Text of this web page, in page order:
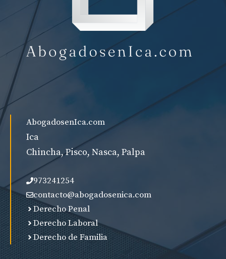
AbogadosenIca.com
Ica
Chincha, Pisco, Nasca, Palpa
973241254
contacto@abogadosenica.com
Derecho Penal
Derecho Laboral
Derecho de Familia